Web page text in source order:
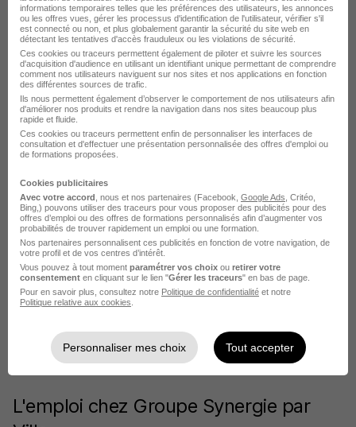
Groupe Synergie Dessinateur charpente
Voir plus
Postuler chez Groupe Synergie par
Métier
Cariste Groupe Synergie
Agent de production Groupe Synergie
Manutentionnaire Groupe Synergie
Préparateur de commande Groupe Synergie
Chauffeur de poids lourd Groupe Synergie
Chauffeur SPL Groupe Synergie
Voir plus
Voir toutes les offres par métier chez Groupe Synergie
L'emploi chez Groupe Synergie par
informations temporaires telles que les préférences des utilisateurs, les annonces
ou les offres vues, gérer les processus d'identification de l'utilisateur, vérifier s'il
est connecté ou non, et plus globalement garantir la sécurité du site web en
détectant les tentatives d'accès frauduleux ou les violations de sécurité.
Ces cookies ou traceurs permettent également de piloter et suivre les sources
d'acquisition d'audience en utilisant un identifiant unique permettant de comprendre
comment nos utilisateurs naviguent sur nos sites et nos applications en fonction
des différentes sources de trafic.
Ils nous permettent également d’observer le comportement de nos utilisateurs afin
d'améliorer nos produits et rendre la navigation dans nos sites beaucoup plus
rapide et fluide.
Ces cookies ou traceurs permettent enfin de personnaliser les interfaces de
consultation et d'effectuer une présentation personnalisée des offres d'emploi ou
de formations proposées.
Cookies publicitaires
Avec votre accord , nous et nos partenaires (Facebook, Google Ads , Critéo,
Bing,) pouvons utiliser des traceurs pour vous proposer des publicités pour des
offres d’emploi ou des offres de formations personnalisés afin d’augmenter vos
probabilités de trouver rapidement un emploi ou une formation.
Nos partenaires personnalisent ces publicités en fonction de votre navigation, de
votre profil et de vos centres d’intérêt.
Vous pouvez à tout moment paramétrer vos choix ou retirer votre
consentement en cliquant sur le lien "Gérer les traceurs" en bas de page.
Pour en savoir plus, consultez notre Politique de confidentialité et notre
Politique relative aux cookies
Personnaliser mes choix Tout accepter